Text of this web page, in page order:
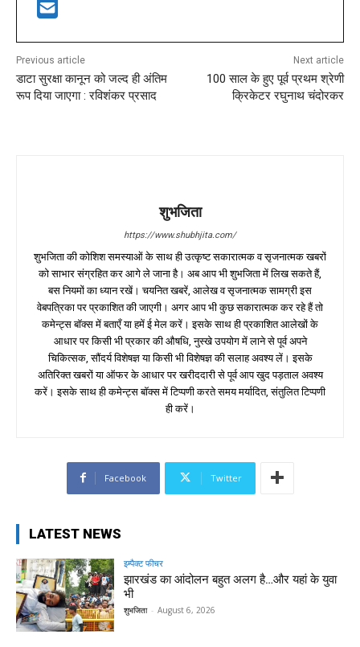
Previous article
डाटा सुरक्षा कानून को जल्द ही अंतिम
रूप दिया जाएगा : रविशंकर प्रसाद
Next article
100 साल के हुए पूर्व प्रथम श्रेणी
क्रिकेटर रघुनाथ चंदोरकर
शुभजिता
https://www.shubhjita.com/
शुभजिता की कोशिश समस्याओं के साथ ही उत्कृष्ट सकारात्मक व सृजनात्मक खबरों
को साभार संग्रहित कर आगे ले जाना है। अब आप भी शुभजिता में लिख सकते हैं,
बस नियमों का ध्यान रखें। चयनित खबरें, आलेख व सृजनात्मक सामग्री इस
वेबपत्रिका पर प्रकाशित की जाएगी। अगर आप भी कुछ सकारात्मक कर रहे हैं तो
कमेन्ट्स बॉक्स में बताएँ या हमें ई मेल करें। इसके साथ ही प्रकाशित आलेखों के
आधार पर किसी भी प्रकार की औषधि, नुस्खे उपयोग में लाने से पूर्व अपने
चिकित्सक, सौंदर्य विशेषज्ञ या किसी भी विशेषज्ञ की सलाह अवश्य लें। इसके
अतिरिक्त खबरों या ऑफर के आधार पर खरीददारी से पूर्व आप खुद पड़ताल अवश्य
करें। इसके साथ ही कमेन्ट्स बॉक्स में टिप्पणी करते समय मर्यादित, संतुलित टिप्पणी
ही करें।
Facebook Twitter
LATEST NEWS
इम्पैक्ट फीचर
झारखंड का आंदोलन बहुत अलग है…और यहां के युवा
भी
शुभजिता - August 6, 2026